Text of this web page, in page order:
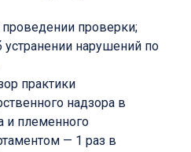
проверки;
нарушений по
практики
надзора в
и племенного
— 1 раз в